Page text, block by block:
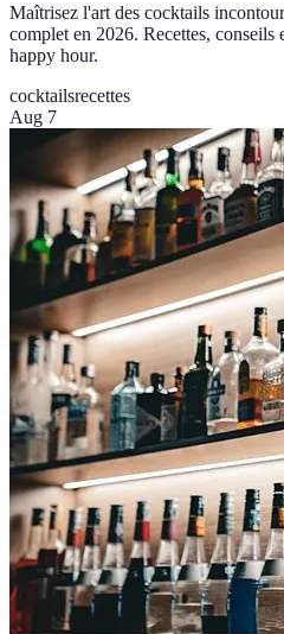
Maîtrisez l'art des cocktails
complet en 2026. Recettes, conseils
happy hour.
cocktailsrecettes
Aug 7